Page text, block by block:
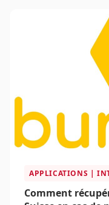
ainsi de nouvelles
et les organismes
APPLICATIONS |
Comment